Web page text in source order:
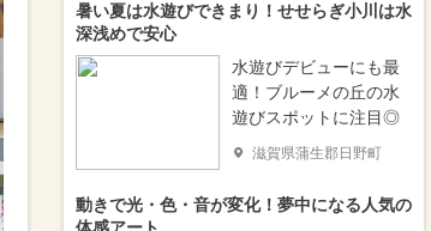
暑い夏は水遊びできまり！せせらぎ小川は水
深浅めで安心
水遊びデビューにも最
適！ブルーメの丘の水
遊びスポットに注目◎
滋賀県蒲生郡日野町
動きで光・色・音が変化！夢中になる人気の